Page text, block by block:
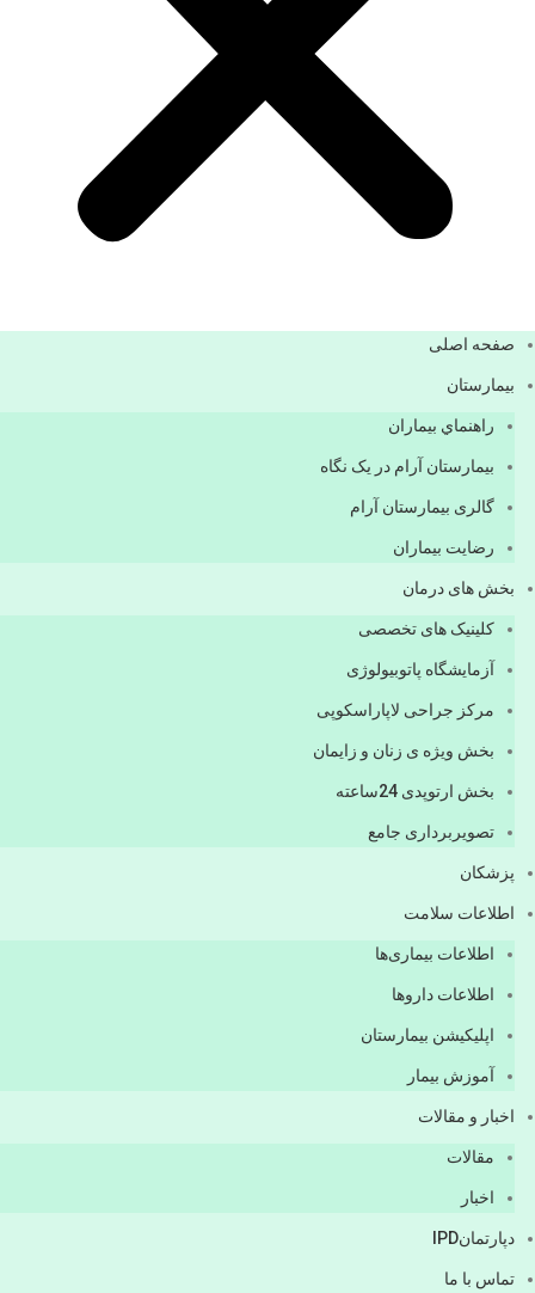
صفحه اصلی
بيمارستان
راهنماي بیماران
بیمارستان آرام در یک نگاه
گالری بیمارستان آرام
رضایت بیماران
بخش های درمان
کلینیک های تخصصی
آزمایشگاه پاتوبیولوژی
مرکز جراحی لاپاراسکوپی
بخش ویژه ی زنان و زایمان
بخش ارتوپدی 24ساعته
تصویربرداری جامع
پزشكان
اطلاعات سلامت
اطلاعات بیماری‌ها
اطلاعات دارو‌ها
اپليكيشن بيمارستان
آموزش بیمار
اخبار و مقالات
مقالات
اخبار
دپارتمانIPD
تماس با ما